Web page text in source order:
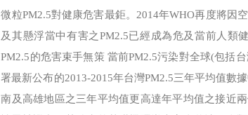
微粒PM2.5對健康危害最鉅。2014年WHO再度將因
及其懸浮當中有害之PM2.5已經成為危及當前人類
PM2.5的危害束手無策 當前PM2.5污染對全球(包括
署最新公布的2013-2015年台灣PM2.5三年平均值數
南及高雄地區之三年平均值更高達年平均值之接近